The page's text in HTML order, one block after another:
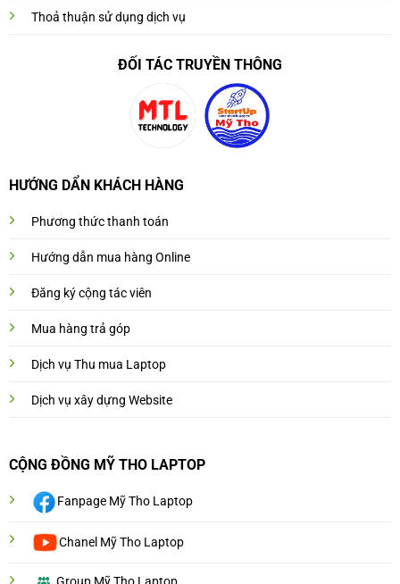
Thoả thuận sử dụng dịch vụ
ĐỐI TÁC TRUYỀN THÔNG
HƯỚNG DẨN KHÁCH HÀNG
Phương thức thanh toán
Hướng dẫn mua hàng Online
Đăng ký cộng tác viên
Mua hàng trả góp
Dịch vụ Thu mua Laptop
Dịch vụ xây dựng Website
CỘNG ĐỒNG MỸ THO LAPTOP
Fanpage Mỹ Tho Laptop
Chanel Mỹ Tho Laptop